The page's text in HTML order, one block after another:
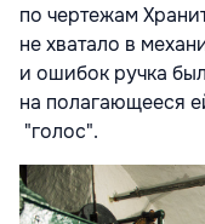
по чертежам
не хватало в
и ошибок ручка
на полагающееся
"голос".